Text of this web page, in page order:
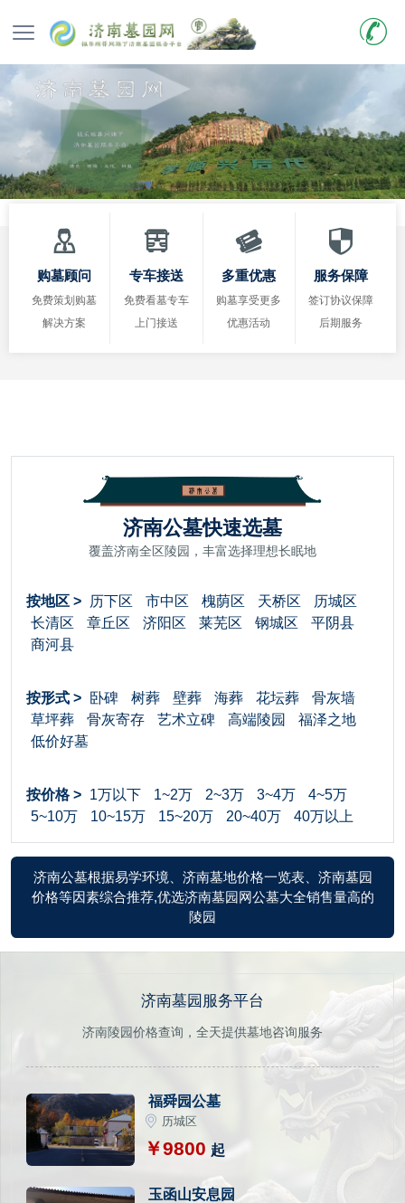
购墓顾问
免费策划购墓
解决方案
专车接送
免费看墓专车
上门接送
多重优惠
购墓享受更多
优惠活动
服务保障
签订协议保障
后期服务
济南公墓快速选墓
覆盖济南全区陵园，丰富选择理想长眠地
按地区 > 历下区 市中区 槐荫区 天桥区
历城区
长清区
章丘区 济阳区 莱芜区 钢城区
平阴县
商河县
按形式 > 卧碑 树葬 壁葬 海葬 花坛葬
骨灰墙
草坪葬
骨灰寄存 艺术立碑 高端陵园
福泽之地
低价好墓
按价格 > 1万以下 1~2万 2~3万 3~4万
4~5万
5~10万
10~15万 15~20万 20~40万 40万以上
济南公墓根据易学环境、济南墓地价格一览表、济南墓园
价格等因素综合推荐,优选济南墓园网公墓大全销售量高的
陵园
济南墓园服务平台
济南陵园价格查询，全天提供墓地咨询服务
福舜园公墓
历城区
￥9800 起
玉函山安息园